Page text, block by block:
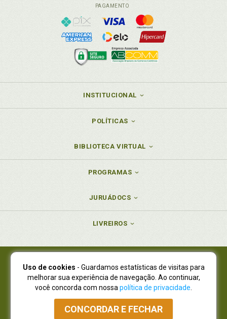
PAGAMENTO
INSTITUCIONAL
POLÍTICAS
BIBLIOTECA VIRTUAL
PROGRAMAS
JURUÁDOCS
LIVREIROS
Juruá Editora Ltda., CNPJ 77.535.508/0001-19
Juruá Informática Ltda., CNPJ 01.701.561/0001-80
NOVO ENDEREÇO:R. Flávio Dallegrave, 7665, São Lourenço |
Curitiba - Paraná - CEP 82210-310
Atendimento: (41) 4009-3900|Vendas Atacado: (41) 4009-3939
Uso de cookies - Guardamos estatísticas de visitas para
melhorar sua experiência de navegação. Ao continuar,
você concorda com nossa política de privacidade
CONCORDAR E FECHAR